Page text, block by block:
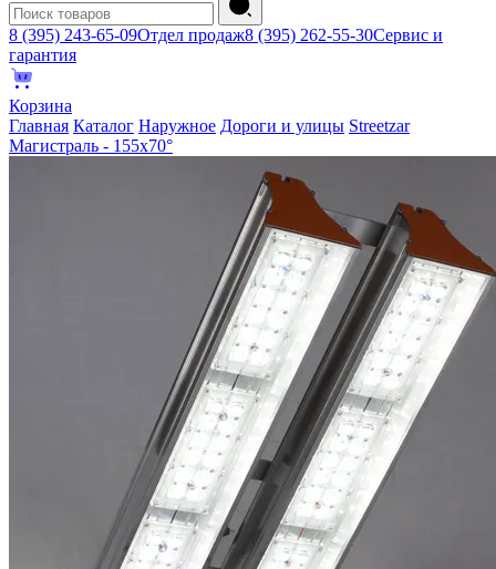
8 (395) 243-65-09Отдел продаж8 (395) 262-55-30Сервис и
гарантия
Корзина
Главная Каталог Наружное Дороги и улицы Streetzar
Магистраль - 155х70°